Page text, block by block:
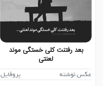
بعد رفتنت کلی خستگی موند
لعنتی
عکس نوشته
پروفایل